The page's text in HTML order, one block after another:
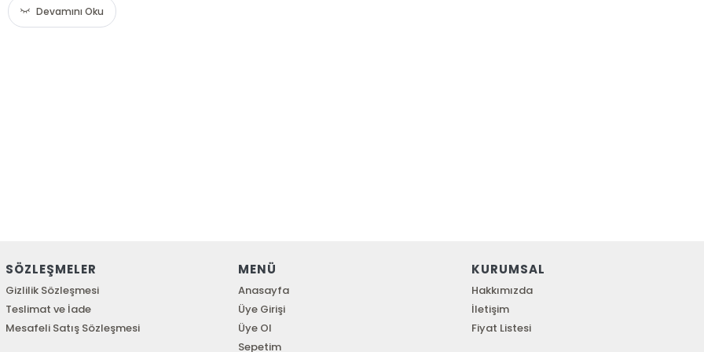
Devamını Oku
SÖZLEŞMELER
Gizlilik Sözleşmesi
Teslimat ve İade
Mesafeli Satış Sözleşmesi
MENÜ
Anasayfa
Üye Girişi
Üye Ol
Sepetim
KURUMSAL
Hakkımızda
İletişim
Fiyat Listesi